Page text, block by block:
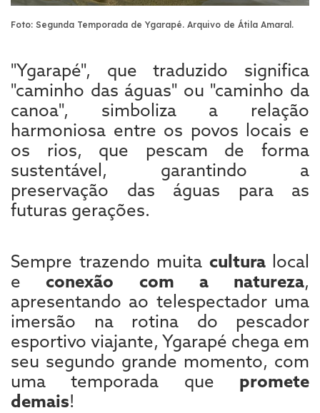
Foto: Segunda Temporada de Ygarapé. Arquivo de Átila Amaral.
"Ygarapé", que traduzido significa
"caminho das águas" ou "caminho da
canoa", simboliza a relação
harmoniosa entre os povos locais e
os rios, que pescam de forma
sustentável, garantindo a
preservação das águas para as
futuras gerações.
Sempre trazendo muita culturalocal
econexão com a natureza,
apresentando ao telespectador uma
imersão na rotina do pescador
esportivo viajante, Ygarapé chega em
seu segundo grande momento, com
uma temporada que promete
demais!